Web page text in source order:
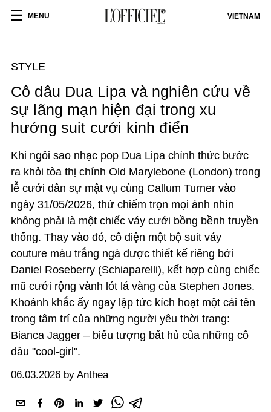
MENU VIETNAM
STYLE
Cô dâu Dua Lipa và nghiên cứu về
sự lãng mạn hiện đại trong xu
hướng suit cưới kinh điển
Khi ngôi sao nhạc pop Dua Lipa chính thức bước
ra khỏi tòa thị chính Old Marylebone (London) trong
lễ cưới dân sự mật vụ cùng Callum Turner vào
ngày 31/05/2026, thứ chiếm trọn mọi ánh nhìn
không phải là một chiếc váy cưới bồng bềnh truyền
thống. Thay vào đó, cô diện một bộ suit váy
couture màu trắng ngà được thiết kế riêng bởi
Daniel Roseberry (Schiaparelli), kết hợp cùng chiếc
mũ cưới rộng vành lót lá vàng của Stephen Jones.
Khoảnh khắc ấy ngay lập tức kích hoạt một cái tên
trong tâm trí của những người yêu thời trang:
Bianca Jagger – biểu tượng bất hủ của những cô
dâu "cool-girl".
06.03.2026 by Anthea